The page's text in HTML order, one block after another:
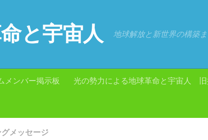
と宇宙人 地球解放と新世界の構築
メンバー掲示板 光の勢力による地球革命と宇宙人 旧
メッセージ